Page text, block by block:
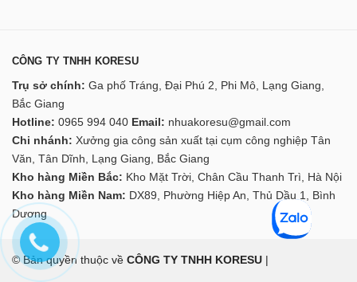
CÔNG TY TNHH KORESU
Trụ sở chính: Ga phố Tráng, Đại Phú 2, Phi Mô, Lạng Giang,
Bắc Giang
Hotline: 0965 994 040 Email: nhuakoresu@gmail.com
Chi nhánh: Xưởng gia công sản xuất tại cụm công nghiệp Tân
Văn, Tân Dĩnh, Lạng Giang, Bắc Giang
Kho hàng Miền Bắc: Kho Mặt Trời, Chân Cầu Thanh Trì, Hà Nội
Kho hàng Miền Nam: DX89, Phường Hiệp An, Thủ Dầu 1, Bình
Dương
© Bản quyền thuộc về CÔNG TY TNHH KORESU |